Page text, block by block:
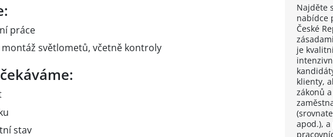
Najděte
nabídce
České
je
klienty,
zákonů
apod.),
práce
světlometů, včetně kontroly
stav